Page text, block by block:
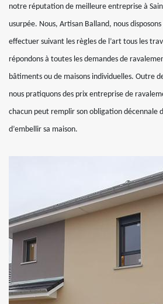
notre réputation de meilleure entreprise à
usurpée. Nous, Artisan Balland, nous
effectuer suivant les règles de l’art tous les
répondons à toutes les demandes de
bâtiments ou de maisons individuelles. Outre
nous pratiquons des prix entreprise de
chacun peut remplir son obligation décennale
d’embellir sa maison.